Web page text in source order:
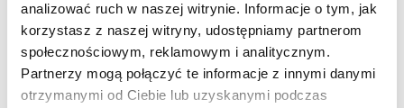
analizować ruch w naszej witrynie. Informacje o tym, jak
korzystasz z naszej witryny, udostępniamy partnerom
społecznościowym, reklamowym i analitycznym.
Partnerzy mogą połączyć te informacje z innymi danymi
otrzymanymi od Ciebie lub uzyskanymi podczas
ARTICLE:213053
eRSX C-profile
40x20x22x1,5mm
L=3065mm (2 pcs)
ARTICLE:213014
Short curve R305
Price inc. VAT